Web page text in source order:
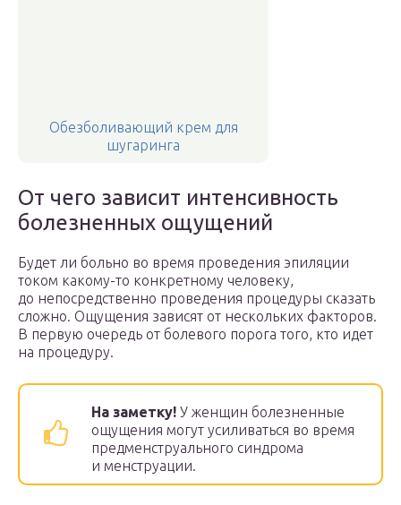
Обезболивающий крем для
шугаринга
От чего зависит интенсивность
болезненных ощущений
Будет ли больно во время проведения эпиляции
током какому-то конкретному человеку,
до непосредственно проведения процедуры сказать
сложно. Ощущения зависят от нескольких факторов.
В первую очередь от болевого порога того, кто идет
на процедуру.
На заметку! У женщин болезненные
ощущения могут усиливаться во время
предменструального синдрома
и менструации.